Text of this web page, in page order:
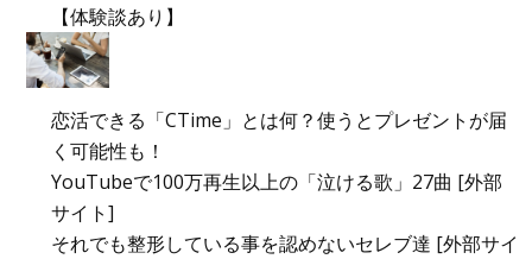
【体験談あり】
恋活できる「CTime」とは何？使うとプレゼントが届
く可能性も！
YouTubeで100万再生以上の「泣ける歌」27曲 [外部
サイト]
それでも整形している事を認めないセレブ達 [外部サイ